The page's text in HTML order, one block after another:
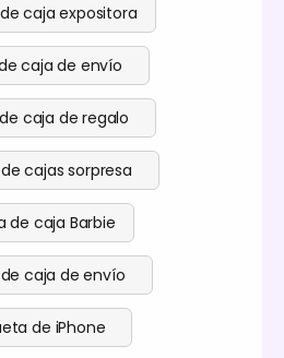
caja expositora
caja de envío
caja de regalo
cajas sorpresa
de caja Barbie
caja de envío
de iPhone